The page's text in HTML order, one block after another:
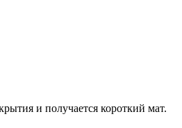
и получается короткий мат.